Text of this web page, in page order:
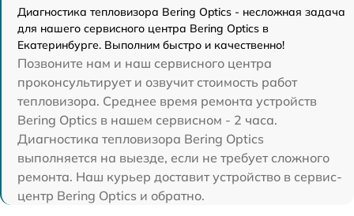
Диагностика тепловизора Bering Optics - несложная задача
для нашего сервисного центра Bering Optics в
Екатеринбурге. Выполним быстро и качественно!
Позвоните нам и наш сервисного центра
проконсультирует и озвучит стоимость работ
тепловизора. Среднее время ремонта устройств
Bering Optics в нашем сервисном - 2 часа.
Диагностика тепловизора Bering Optics
выполняется на выезде, если не требует сложного
ремонта. Наш курьер доставит устройство в сервис-
центр Bering Optics и обратно.